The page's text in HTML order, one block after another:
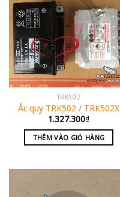
TRK502
Ắc quy TRK502 / TRK502X
1.327.300₫
THÊM VÀO GIỎ HÀNG